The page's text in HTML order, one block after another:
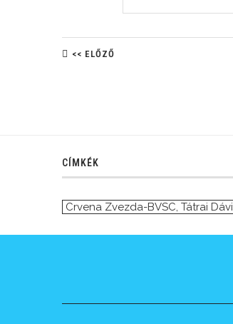
<< ELŐZŐ
CÍMKÉK
Crvena Zvezda-BVSC, Tátrai